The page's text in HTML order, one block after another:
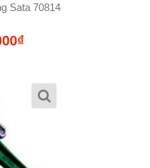
Sata 70814